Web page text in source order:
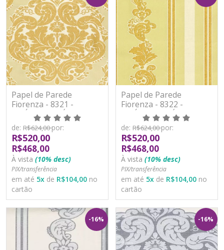
Papel de Parede
Fiorenza - 8321 -
VINÍLICO LAVÁVEL
de: R$624,00por:
R$520,00
R$468,00
À vista (10% desc)
PIX/transferência
em até 5x de R$104,00 no
cartão
Papel de Parede
Fiorenza - 8322 -
VINÍLICO LAVÁVEL
de: R$624,00por:
R$520,00
R$468,00
À vista (10% desc)
PIX/transferência
em até 5x de R$104,00 no
cartão
-16% -16%